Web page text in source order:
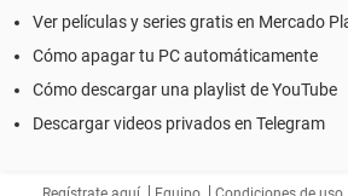
Ver películas y series gratis en Mercado
Cómo apagar tu PC automáticamente
Cómo descargar una playlist de YouTube
Descargar videos privados en Telegram